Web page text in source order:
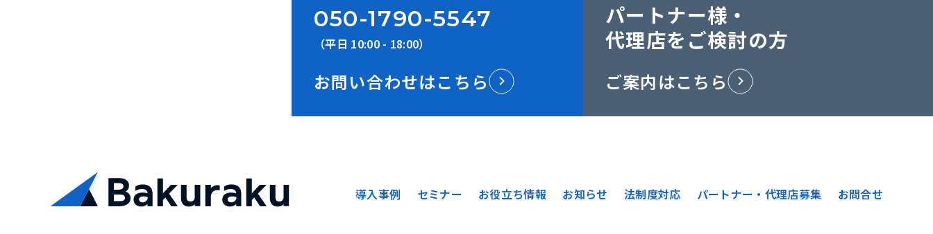
050-1790-5547
（平日 10:00 - 18:00）
お問い合わせはこちら
パートナー様・
代理店をご検討の方
ご案内はこちら
導入事例 セミナー お役立ち情報 お知らせ 法制度対応 パートナー・代理店募集 お問合せ